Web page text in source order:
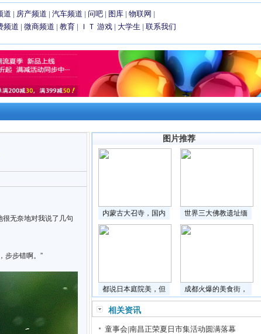
道 | 房产频道 | 汽车频道 | 问吧 | 图库 | 物联网 |
频道 | 微商频道 | 教育 | ＩＴ 游戏 | 大学生 | 联系我们
无奈地对我说了几句
步步错啊。”
图片推荐
内蒙古大召寺，国内 世界三大佛教遗址缅
都说日本庭院美，但 成都火爆的美食街，
相关资讯
童事会|南昌正荣夏日市集活动圆满落幕